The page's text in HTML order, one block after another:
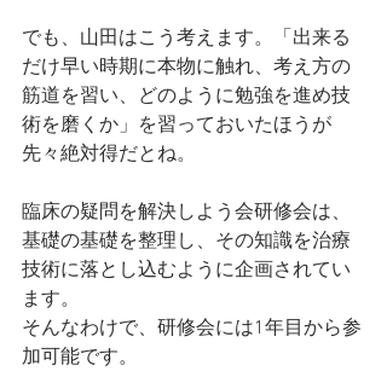
でも、山田はこう考えます。「出来る
だけ早い時期に本物に触れ、考え方の
筋道を習い、どのように勉強を進め技
術を磨くか」を習っておいたほうが
先々絶対得だとね。
臨床の疑問を解決しよう会研修会は、
基礎の基礎を整理し、その知識を治療
技術に落とし込むように企画されてい
ます。
そんなわけで、研修会には1年目から参
加可能です。